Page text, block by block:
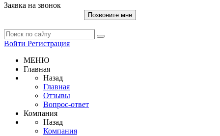
Заявка на звонок
Позвоните мне
Войти Регистрация
МЕНЮ
Главная
Назад
Главная
Отзывы
Вопрос-ответ
Компания
Назад
Компания